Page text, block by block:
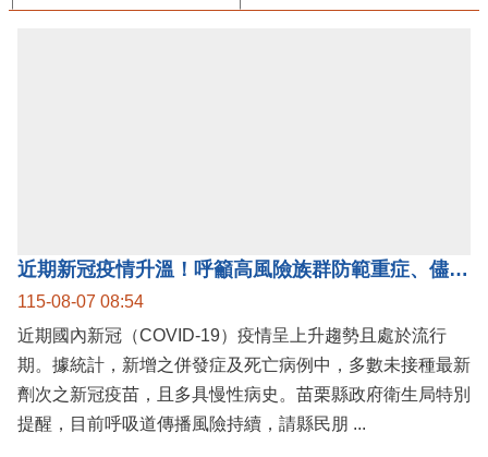
近期新冠疫情升溫！呼籲高風險族群防範重症、儘速接種疫苗及早就醫
115-08-07 08:54
近期國內新冠（COVID-19）疫情呈上升趨勢且處於流行
期。據統計，新增之併發症及死亡病例中，多數未接種最新
劑次之新冠疫苗，且多具慢性病史。苗栗縣政府衛生局特別
提醒，目前呼吸道傳播風險持續，請縣民朋 ...